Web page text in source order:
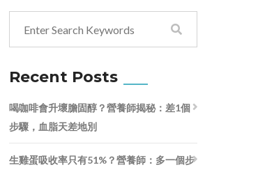
Recent Posts
喝咖啡會升壞膽固醇？營養師揭秘：差1個
步驟，血脂天差地別
生雞蛋吸收率只有51%？營養師：多一個步